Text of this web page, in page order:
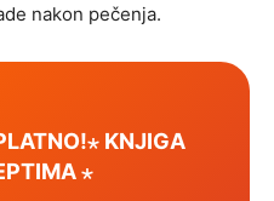
nakon pečenja.
KNJIGA
⋆